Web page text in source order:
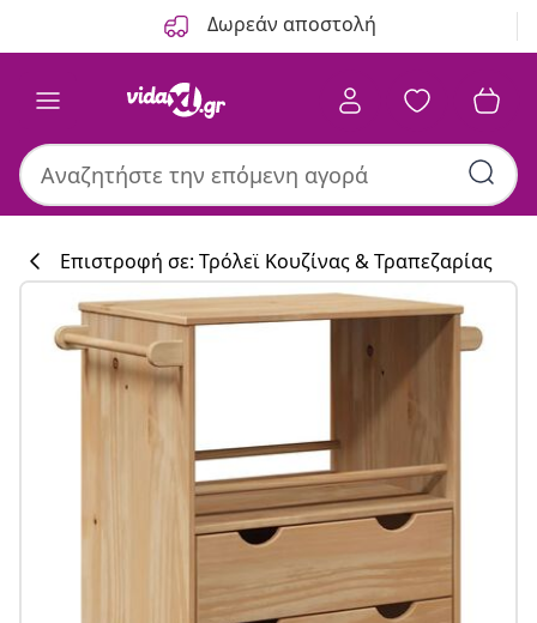
Δωρεάν αποστολή
#sharemevidaxl
Συλλογή
Επιστροφή σε: Τρόλεϊ Κουζίνας & Τραπεζαρίας